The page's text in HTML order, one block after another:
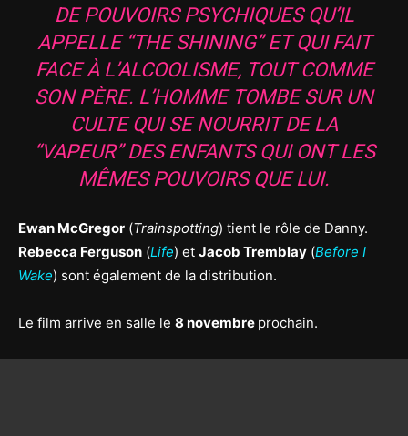
DE POUVOIRS PSYCHIQUES QU’IL
APPELLE “THE SHINING” ET QUI FAIT
FACE À L’ALCOOLISME, TOUT COMME
SON PÈRE. L’HOMME TOMBE SUR UN
CULTE QUI SE NOURRIT DE LA
“VAPEUR” DES ENFANTS QUI ONT LES
MÊMES POUVOIRS QUE LUI.
Ewan McGregor (Trainspotting) tient le rôle de Danny.
Rebecca Ferguson (Life) et Jacob Tremblay (Before I
Wake) sont également de la distribution.
Le film arrive en salle le 8 novembre prochain.